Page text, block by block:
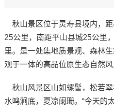
秋山景区位于灵寿县境内，
25公里，南距平山县城25公里
里。是一处集地质景观、森林
观于一体的高品位原生态自然
秋山风景区山如螺髻，松若翠
水鸣涧底，夏凉阑珊。“今天的